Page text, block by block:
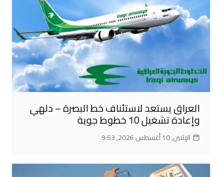
العراق يستعد لاستئناف خط البصرة – دلهي
وإعادة تشغيل 10 خطوط جوية
الإثنين, 10 أغسطس 2026, 9:53